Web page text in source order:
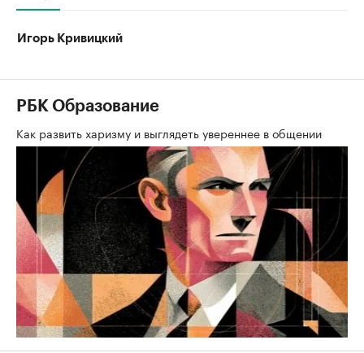
Игорь Кривицкий
РБК Образование
Как развить харизму и выглядеть увереннее в общении